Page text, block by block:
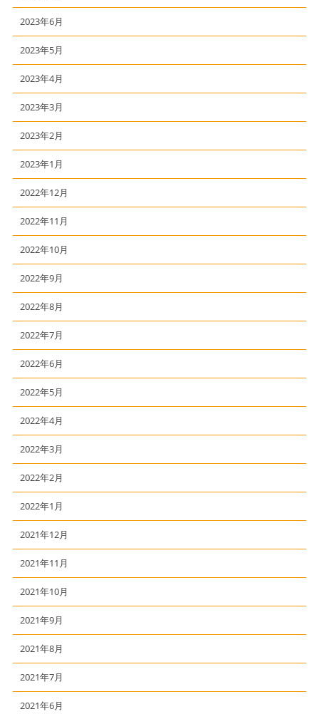
2023年6月
2023年5月
2023年4月
2023年3月
2023年2月
2023年1月
2022年12月
2022年11月
2022年10月
2022年9月
2022年8月
2022年7月
2022年6月
2022年5月
2022年4月
2022年3月
2022年2月
2022年1月
2021年12月
2021年11月
2021年10月
2021年9月
2021年8月
2021年7月
2021年6月